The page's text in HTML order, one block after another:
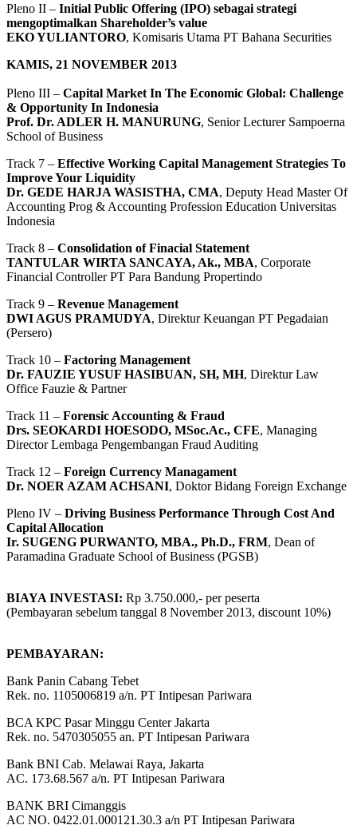
Pleno II – Initial Public Offering (IPO) sebagai strategi
mengoptimalkan Shareholder’s value
EKO YULIANTORO, Komisaris Utama PT Bahana Securities
KAMIS, 21 NOVEMBER 2013
Pleno III – Capital Market In The Economic Global: Challenge
& Opportunity In Indonesia
Prof. Dr. ADLER H. MANURUNG, Senior Lecturer Sampoerna
School of Business
Track 7 – Effective Working Capital Management Strategies To
Improve Your Liquidity
Dr. GEDE HARJA WASISTHA, CMA, Deputy Head Master Of
Accounting Prog & Accounting Profession Education Universitas
Indonesia
Track 8 – Consolidation of Finacial Statement
TANTULAR WIRTA SANCAYA, Ak., MBA, Corporate
Financial Controller PT Para Bandung Propertindo
Track 9 – Revenue Management
DWI AGUS PRAMUDYA, Direktur Keuangan PT Pegadaian
(Persero)
Track 10 – Factoring Management
Dr. FAUZIE YUSUF HASIBUAN, SH, MH, Direktur Law
Office Fauzie & Partner
Track 11 – Forensic Accounting & Fraud
Drs. SEOKARDI HOESODO, MSoc.Ac., CFE, Managing
Director Lembaga Pengembangan Fraud Auditing
Track 12 – Foreign Currency Managament
Dr. NOER AZAM ACHSANI, Doktor Bidang Foreign Exchange
Pleno IV – Driving Business Performance Through Cost And
Capital Allocation
Ir. SUGENG PURWANTO, MBA., Ph.D., FRM, Dean of
Paramadina Graduate School of Business (PGSB)
BIAYA INVESTASI: Rp 3.750.000,- per peserta
(Pembayaran sebelum tanggal 8 November 2013, discount 10%)
PEMBAYARAN:
Bank Panin Cabang Tebet
Rek. no. 1105006819 a/n. PT Intipesan Pariwara
BCA KPC Pasar Minggu Center Jakarta
Rek. no. 5470305055 an. PT Intipesan Pariwara
Bank BNI Cab. Melawai Raya, Jakarta
AC. 173.68.567 a/n. PT Intipesan Pariwara
BANK BRI Cimanggis
AC NO. 0422.01.000121.30.3 a/n PT Intipesan Pariwara